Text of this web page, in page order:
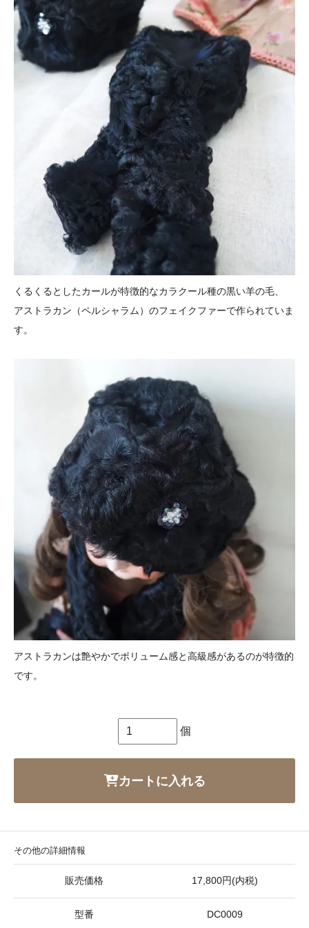
くるくるとしたカールが特徴的なカラクール種の黒い羊の毛、
アストラカン（ペルシャラム）のフェイクファーで作られていま
す。
アストラカンは艶やかでボリューム感と高級感があるのが特徴的
です。
個
カートに入れる
その他の詳細情報
販売価格 17,800円(内税)
型番 DC0009